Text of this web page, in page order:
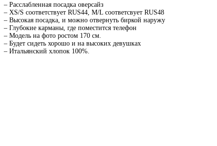
– Расслабленная посадка оверсайз
– XS/S соответствует RUS44, M/L соответcвует RUS48
– Высокая посадка, и можно отвернуть биркой наружу
– Глубокие карманы, где поместится телефон
– Модель на фото ростом 170 см.
– Будет сидеть хорошо и на высоких девушках
– Итальянский хлопок 100%.